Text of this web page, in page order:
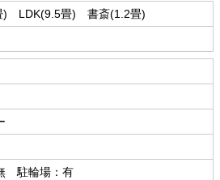
) LDK(9.5畳) 書斎(1.2畳)
駐輪場：有